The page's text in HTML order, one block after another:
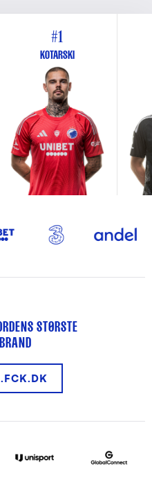
#1
KOTARSKI
STØRSTE